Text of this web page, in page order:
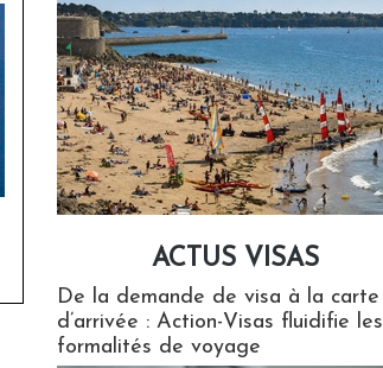
ACTUS VISAS
De la demande de visa à la carte
d’arrivée : Action-Visas fluidifie les
formalités de voyage